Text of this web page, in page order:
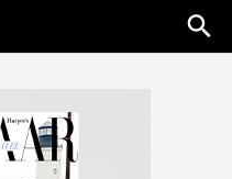
for: